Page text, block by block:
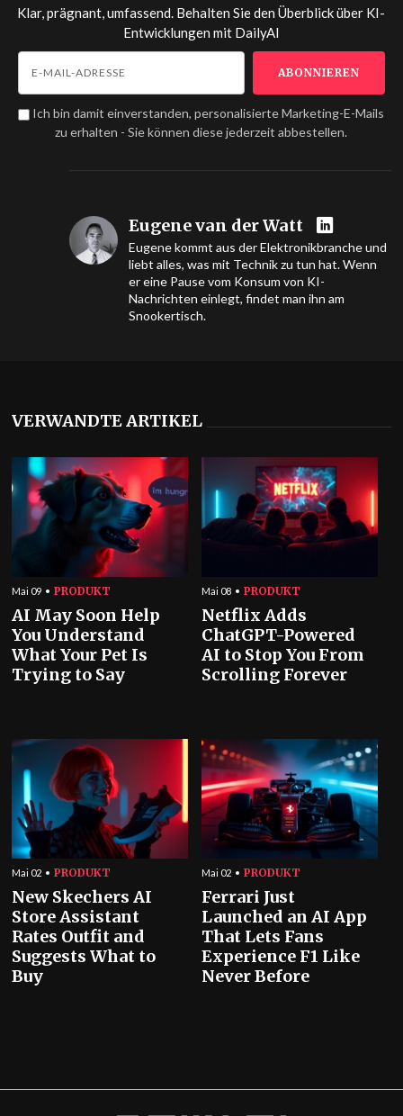
Klar, prägnant, umfassend. Behalten Sie den Überblick über KI-
Entwicklungen mit DailyAI
Ich bin damit einverstanden, personalisierte Marketing-E-Mails
zu erhalten - Sie können diese jederzeit abbestellen.
Eugene van der Watt
Eugene kommt aus der Elektronikbranche und
liebt alles, was mit Technik zu tun hat. Wenn
er eine Pause vom Konsum von KI-
Nachrichten einlegt, findet man ihn am
Snookertisch.
VERWANDTE ARTIKEL
Mai 09 PRODUKT
AI May Soon Help
You Understand
What Your Pet Is
Trying to Say
Mai 08 PRODUKT
Netflix Adds
ChatGPT-Powered
AI to Stop You From
Scrolling Forever
Mai 02 PRODUKT
New Skechers AI
Store Assistant
Rates Outfit and
Suggests What to
Buy
Mai 02 PRODUKT
Ferrari Just
Launched an AI App
That Lets Fans
Experience F1 Like
Never Before